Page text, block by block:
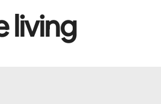
living